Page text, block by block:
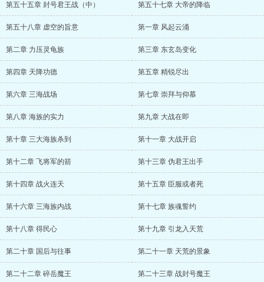
第五十五章 封号君王战（中） 第五十七章 大帝的降临
第五十八章 虚空的旨意 第一章 风起云涌
第二章 力压灵龟族 第三章 东玄岛变化
第四章 天降功德 第五章 精锐尽出
第六章 三海战场 第七章 崇拜与仰慕
第八章 海族的实力 第九章 大战在即
第十章 三大海族杀到 第十一章 大战开启
第十二章 飞将军的箭 第十三章 伪君王出手
第十四章 战火连天 第十五章 臣服或者死
第十六章 三海族内战 第十七章 族魂誓约
第十八章 得民心 第十九章 引龙入天荒
第二十章 国后与往事 第二十一章 天荒的景象
第二十二章 碎岳魔王 第二十三章 战封号魔王